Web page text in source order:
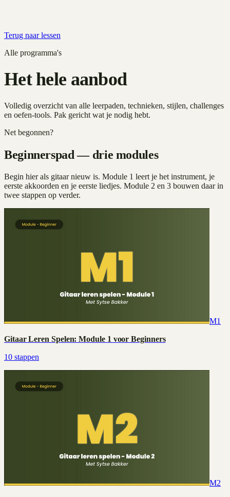
Terug naar lessen
Alle programma's
Het hele aanbod
Volledig overzicht van alle leerpaden, technieken, stijlen, challenges
en oefen-tools. Pak gericht wat je nodig hebt.
Net begonnen?
Beginnerspad — drie modules
Begin hier als gitaar nieuw is. Module 1 leert je het instrument, je
eerste akkoorden en je eerste liedjes. Module 2 en 3 bouwen daar in
twee stappen op verder.
M1
Gitaar Leren Spelen: Module 1 voor Beginners
10 stappen
M2